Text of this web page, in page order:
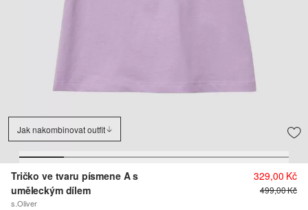
Jak nakombinovat outfit
Tričko ve tvaru písmene A s
uměleckým dílem
s.Oliver
329,00 Kč
499,00 Kč